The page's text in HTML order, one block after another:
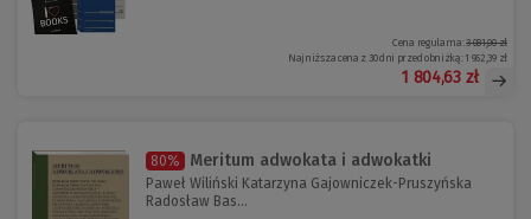
Cena regularna:3 081,00 zł
Najniższa cena z 30 dni przed obniżką:1 962,39 zł
1 804,63 zł
80% Meritum adwokata i adwokatki
Paweł Wiliński Katarzyna Gajowniczek-Pruszyńska
Radosław Bas...